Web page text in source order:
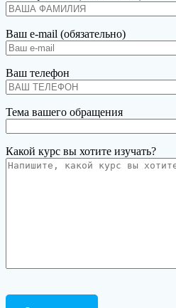
Ваш e-mail (обязательно)
Ваш телефон
Тема вашего обращения
Какой курс вы хотите изучать?